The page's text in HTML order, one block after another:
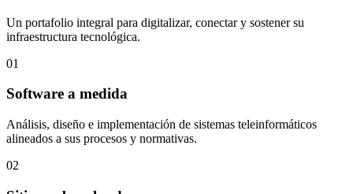
Un portafolio integral para digitalizar, conectar y sostener su
infraestructura tecnológica.
01
Software a medida
Análisis, diseño e implementación de sistemas teleinformáticos
alineados a sus procesos y normativas.
02